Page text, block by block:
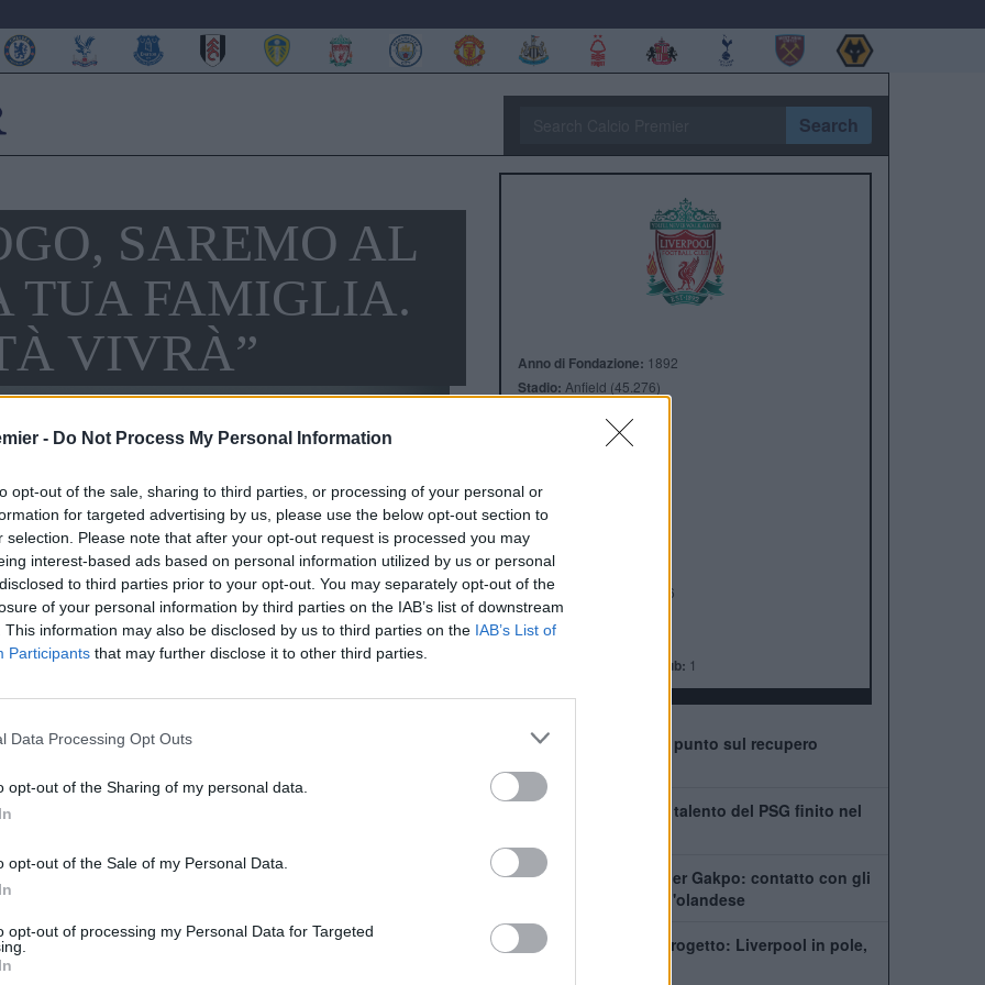
- Do Not Process My Personal Information
opt-out of the sale, sharing to third parties, or processing of your personal or
for targeted advertising by us, please use the below opt-out section to
selection. Please note that after your opt-out request is processed you may
interest-based ads based on personal information utilized by us or personal
to third parties prior to your opt-out. You may separately opt-out of the
of your personal information by third parties on the IAB’s list of downstream
This information may also be disclosed by us to third parties on the IAB’s List of
Participants that may further disclose it to other third parties.
Data Processing Opt Outs
opt-out of the Sharing of my personal data.
opt-out of the Sale of my Personal Data.
opt-out of processing my Personal Data for Targeted
Search
SAREMO AL
TUA FAMIGLIA.
VIVRÀ”
del Liverpool, ha dedicato un pensiero a Diogo Jota e
Anno di Fondazione: 1892
Stadio: Anfield (45.276)
Tom Werner
ALBO D'ORO
Premier League:
FA Cup:
League Cup:
FA Community Shield: 16
Champions League:
Supercoppa Europea:
Coppa del Mondo per Club: 1
Leoni vede il ritorno: il punto sul recupero
Chi è Ibrahim Mbaye, il talento del PSG finito nel
Tottenham scatenato per Gakpo: contatto con gli
agenti, De Zerbi vuole l'olandese
PSG, Mbaye fuori dal progetto: Liverpool in pole,